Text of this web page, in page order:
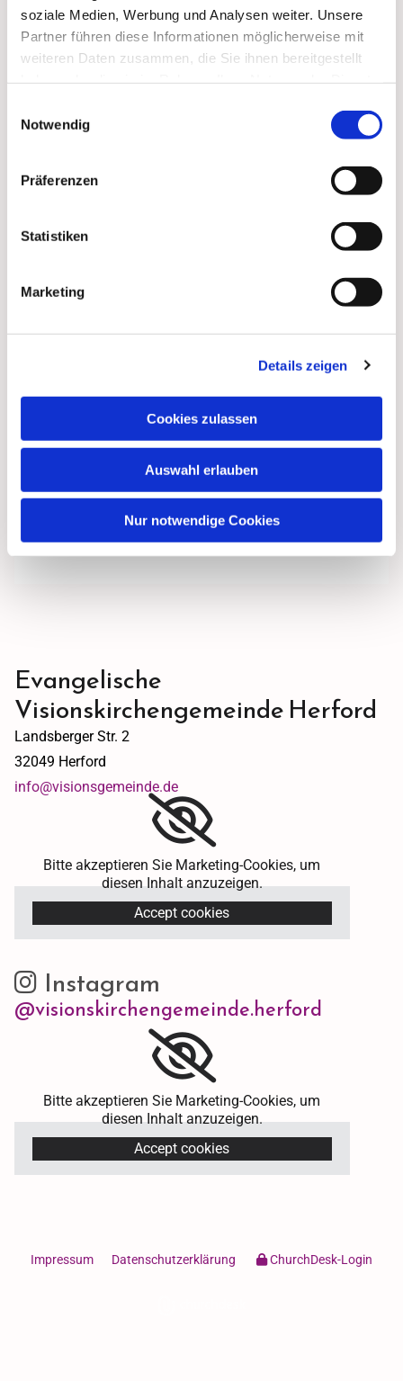
soziale Medien, Werbung und Analysen weiter. Unsere
Partner führen diese Informationen möglicherweise mit
weiteren Daten zusammen, die Sie ihnen bereitgestellt
Notwendig
Präferenzen
Statistiken
Marketing
Details zeigen
Cookies zulassen
Auswahl erlauben
Nur notwendige Cookies
Evangelische
Visionskirchengemeinde Herford
Landsberger Str. 2
32049 Herford
info@visionsgemeinde.de
Bitte akzeptieren Sie Marketing-Cookies, um
diesen Inhalt anzuzeigen.
Accept cookies
 Instagram
@visionskirchengemeinde.herford
Bitte akzeptieren Sie Marketing-Cookies, um
diesen Inhalt anzuzeigen.
Accept cookies
Impressum Datenschutzerklärung ChurchDesk-Login